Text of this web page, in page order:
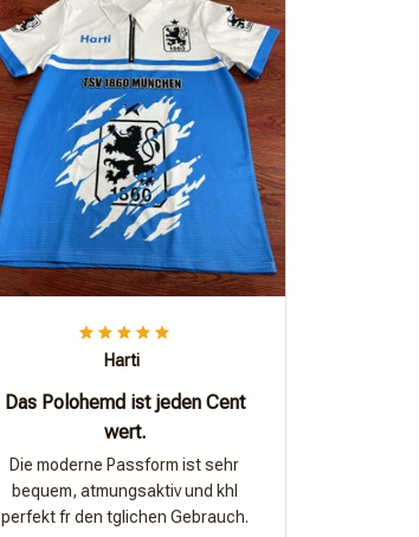
Harti
Das Polohemd ist jeden Cent
wert.
Die moderne Passform ist sehr
bequem, atmungsaktiv und khl
perfekt fr den tglichen Gebrauch.